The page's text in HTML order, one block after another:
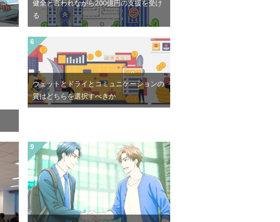
健全と言われながら200億円の支援を受け
る
ウェットとドライとコミュニケーションの
質はどちらを選択すべきか